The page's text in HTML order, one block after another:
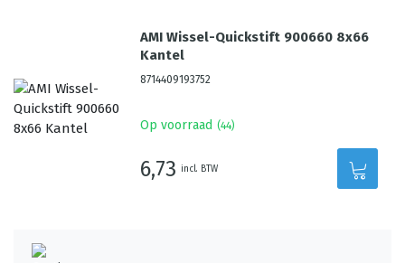
AMI Wissel-Quickstift 900660 8x66
Kantel
8714409193752
Op voorraad (44)
6,73 incl. BTW